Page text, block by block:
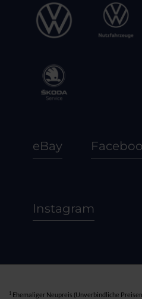
eBay
Instagram
1 Ehemaliger Neupreis (Unverbindliche